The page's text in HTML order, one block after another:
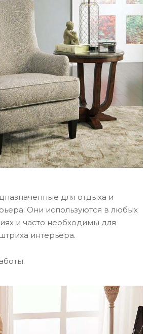
для отдыха и
Они используются в любых
и часто необходимы для
интерьера.